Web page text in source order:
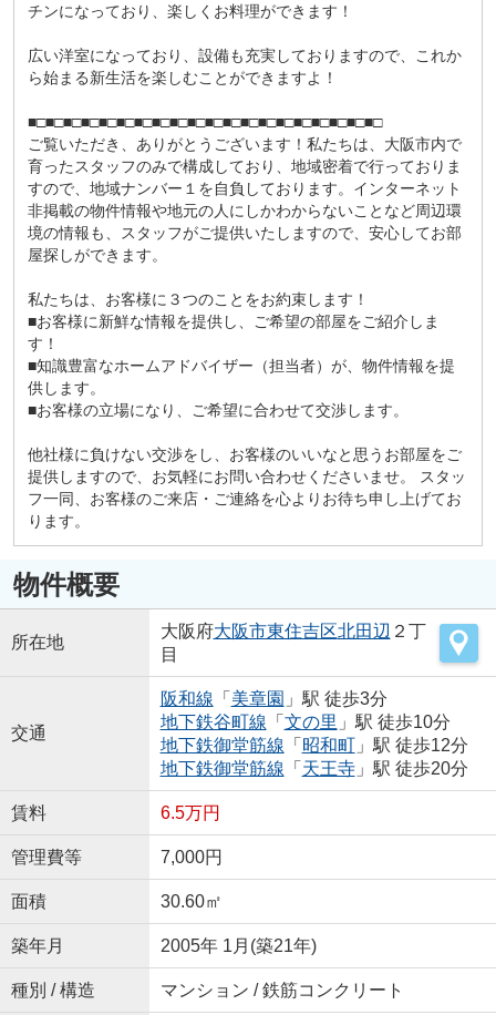
チンになっており、楽しくお料理ができます！
広い洋室になっており、設備も充実しておりますので、これか
ら始まる新生活を楽しむことができますよ！
■□■□■□■□■□■□■□■□■□■□■□■□■□■□■□■□■□■□■□■□
ご覧いただき、ありがとうございます！私たちは、大阪市内で
育ったスタッフのみで構成しており、地域密着で行っておりま
すので、地域ナンバー１を自負しております。インターネット
非掲載の物件情報や地元の人にしかわからないことなど周辺環
境の情報も、スタッフがご提供いたしますので、安心してお部
屋探しができます。
私たちは、お客様に３つのことをお約束します！
■お客様に新鮮な情報を提供し、ご希望の部屋をご紹介しま
す！
■知識豊富なホームアドバイザー（担当者）が、物件情報を提
供します。
■お客様の立場になり、ご希望に合わせて交渉します。
他社様に負けない交渉をし、お客様のいいなと思うお部屋をご
提供しますので、お気軽にお問い合わせくださいませ。 スタッ
フ一同、お客様のご来店・ご連絡を心よりお待ち申し上げてお
ります。
物件概要
所在地
大阪府大阪市東住吉区北田辺 ２丁
目
交通
阪和線 「 美章園 」駅 徒歩3分
地下鉄谷町線 「 文の里 」駅 徒歩10分
地下鉄御堂筋線 「 昭和町」駅 徒歩12分
地下鉄御堂筋線 「 天王寺」駅 徒歩20分
賃料 6.5万円
管理費等 7,000円
面積 30.60㎡
築年月 2005年 1月(築21年)
種別 / 構造 マンション / 鉄筋コンクリート